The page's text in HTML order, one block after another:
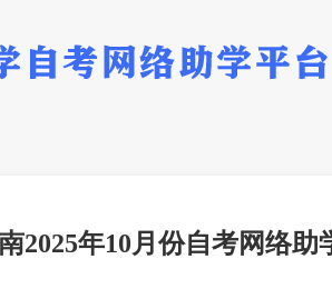
2025年10月份自考网络